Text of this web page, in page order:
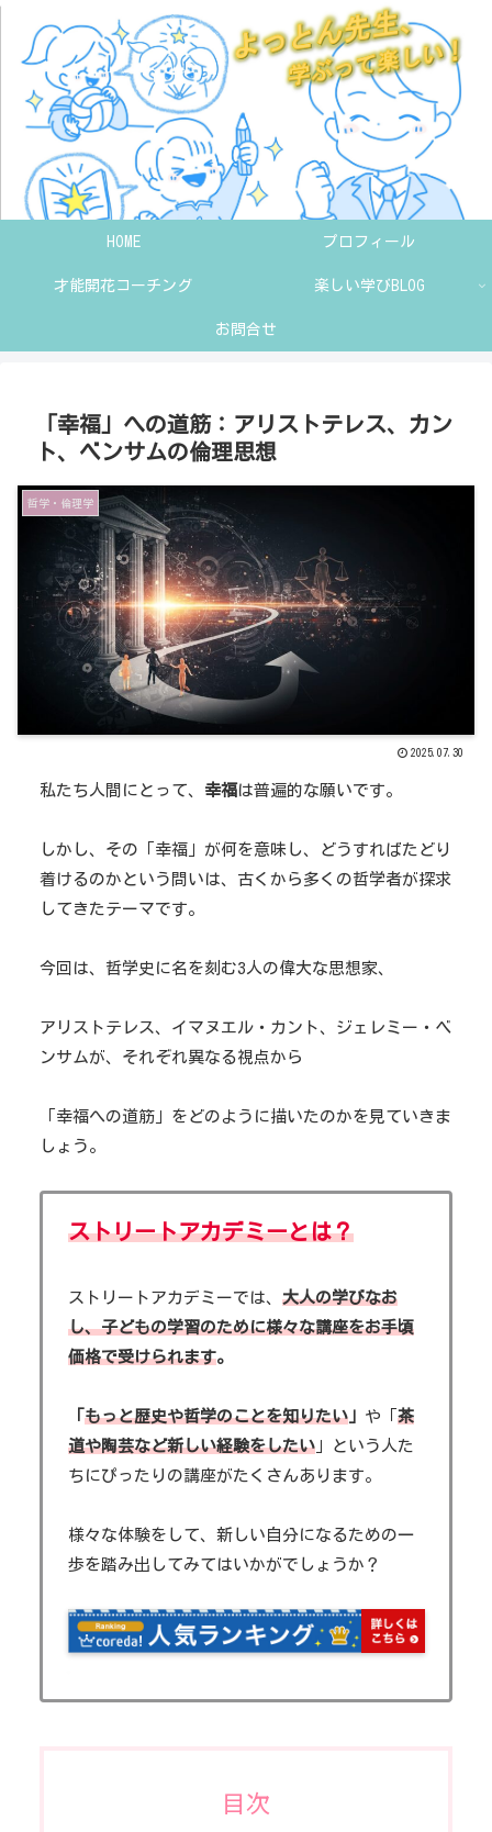
HOME プロフィール
才能開花コーチング 楽しい学びBLOG
お問合せ
「幸福」への道筋：アリストテレス、カン
ト、ベンサムの倫理思想
哲学・倫理学
2025.07.30
私たち人間にとって、 幸福は普遍的な願いです。
しかし、その「幸福」が何を意味し、どうすればたどり
着けるのかという問いは、古くから多くの哲学者が探求
してきたテーマです。
今回は、哲学史に名を刻む3人の偉大な思想家、
アリストテレス、イマヌエル・カント、ジェレミー・ベ
ンサムが、それぞれ異なる視点から
「幸福への道筋」をどのように描いたのかを見ていきま
しょう。
ストリートアカデミーとは？
ストリートアカデミーでは、 大人の学びなお
し、子どもの学習のために様々な講座をお手頃
価格で受けられます。
もっと歴史や哲学のことを知りたい」 や「 茶
道や陶芸など新しい経験をしたい」という人た
ちにぴったりの講座がたくさんあります。
様々な体験をして、新しい自分になるための一
歩を踏み出してみてはいかがでしょうか？
目次